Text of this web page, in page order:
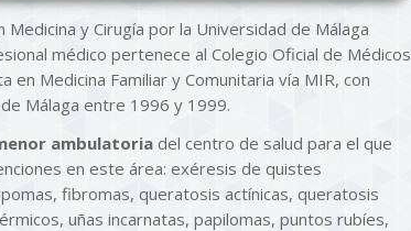
Medicina y Cirugía por la Universidad de Málaga
médico pertenece al Colegio Oficial de Médicos
en Medicina Familiar y Comunitaria vía MIR, con
Málaga entre 1996 y 1999.
ambulatoria del centro de salud para el que
en este área: exéresis de quistes
fibromas, queratosis actínicas, queratosis
uñas incarnatas, papilomas, puntos rubíes,